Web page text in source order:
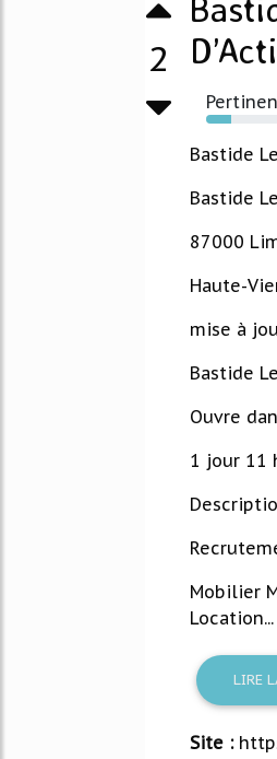
2
33%
Bastide
Bastide
87000
Haute-
mise à
Bastide
Ouvre
1 jour 11
Mobilier
Location...
LIRE
Site :